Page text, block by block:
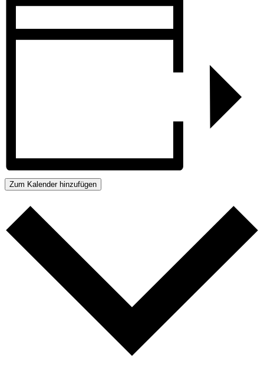
Zum Kalender hinzufügen